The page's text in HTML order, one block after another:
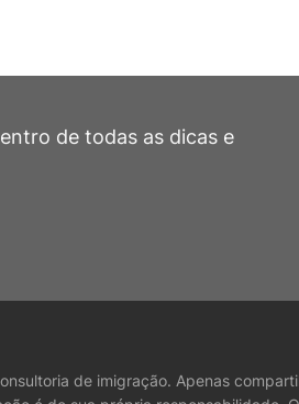
de todas as dicas e
de imigração. Apenas